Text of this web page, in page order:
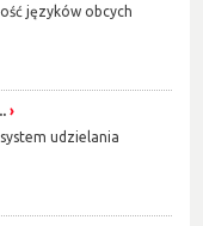
języków obcych
udzielania